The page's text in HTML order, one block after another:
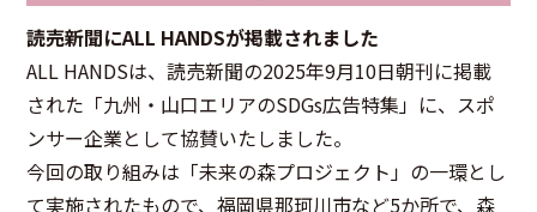
読売新聞にALL HANDSが掲載されました
ALL HANDSは、読売新聞の2025年9月10日朝刊に掲載
された「九州・山口エリアのSDGs広告特集」に、スポ
ンサー企業として協賛いたしました。
今回の取り組みは「未来の森プロジェクト」の一環とし
て実施されたもので、福岡県那珂川市など5か所で、森